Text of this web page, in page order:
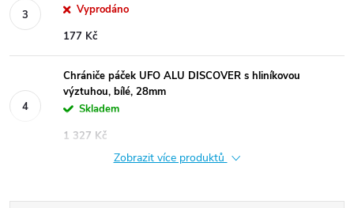
Vyprodáno
177 Kč
Chrániče páček UFO ALU DISCOVER s hliníkovou
výztuhou, bílé, 28mm
Skladem
1 327 Kč
Zobrazit více produktů